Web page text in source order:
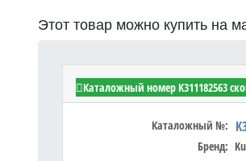
Этот товар можно купить на
Kubota K311182563 - NET
Каталожный №:
Бренд:
Каталожный номер K311182563